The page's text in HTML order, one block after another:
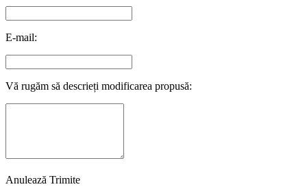
E-mail:
Vă rugăm să descrieți modificarea propusă:
Anulează Trimite